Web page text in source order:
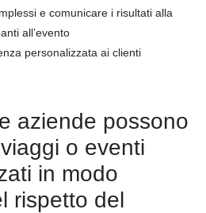
e comunicare i risultati alla
all’evento
personalizzata ai clienti
aziende possono
o eventi
in modo
rispetto del